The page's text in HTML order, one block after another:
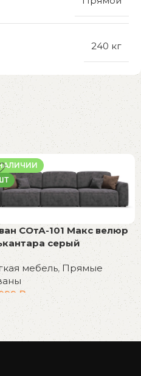
240 кг
СОтА-101 Макс велюр
серый
мебель,Прямые
₽
корзину